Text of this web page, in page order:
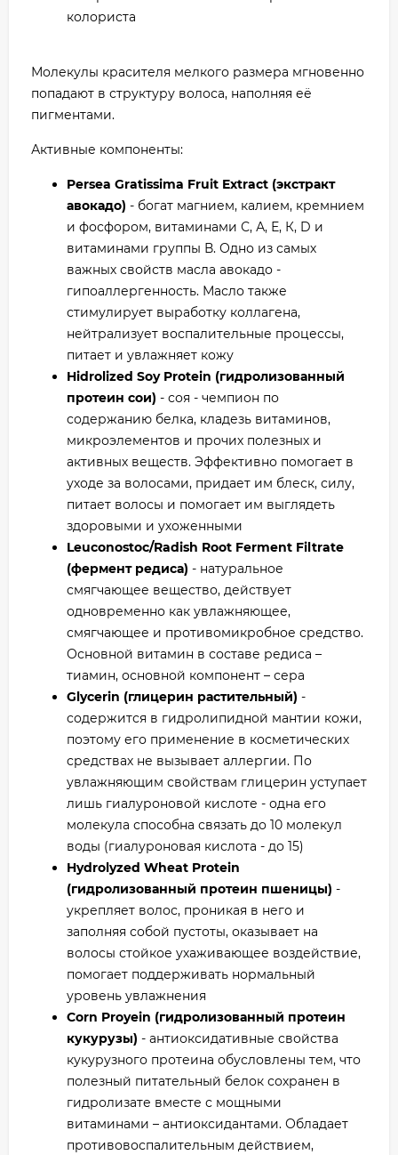
колориста
Молекулы красителя мелкого размера мгновенно
попадают в структуру волоса, наполняя её
пигментами.
Активные компоненты:
Persea Gratissima Fruit Extract (экстракт
авокадо) - богат магнием, калием, кремнием
и фосфором, витаминами С, А, Е, К, D и
витаминами группы В. Одно из самых
важных свойств масла авокадо -
гипоаллергенность. Масло также
стимулирует выработку коллагена,
нейтрализует воспалительные процессы,
питает и увлажняет кожу
Hidrolized Soy Protein (гидролизованный
протеин сои) - соя - чемпион по
содержанию белка, кладезь витаминов,
микроэлементов и прочих полезных и
активных веществ. Эффективно помогает в
уходе за волосами, придает им блеск, силу,
питает волосы и помогает им выглядеть
здоровыми и ухоженными
Leuconostoc/Radish Root Ferment Filtrate
(фермент редиса) - натуральное
смягчающее вещество, действует
одновременно как увлажняющее,
смягчающее и противомикробное средство.
Основной витамин в составе редиса –
тиамин, основной компонент – сера
Glycerin (глицерин растительный) -
содержится в гидролипидной мантии кожи,
поэтому его применение в косметических
средствах не вызывает аллергии. По
увлажняющим свойствам глицерин уступает
лишь гиалуроновой кислоте - одна его
молекула способна связать до 10 молекул
воды (гиалуроновая кислота - до 15)
Hydrolyzed Wheat Protein
(гидролизованный протеин пшеницы) -
укрепляет волос, проникая в него и
заполняя собой пустоты, оказывает на
волосы стойкое ухаживающее воздействие,
помогает поддерживать нормальный
уровень увлажнения
Corn Proyein (гидролизованный протеин
кукурузы) - антиоксидативные свойства
кукурузного протеина обусловлены тем, что
полезный питательный белок сохранен в
гидролизате вместе с мощными
витаминами – антиоксидантами. Обладает
противовоспалительным действием,